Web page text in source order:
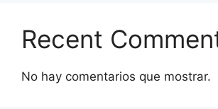
Recent
No hay comentarios que mostrar.